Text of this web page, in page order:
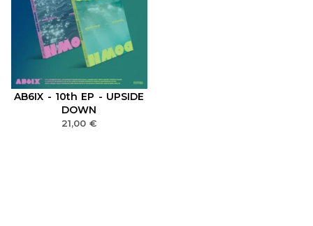
AB6IX - 10th EP - UPSIDE
DOWN
21,00 €